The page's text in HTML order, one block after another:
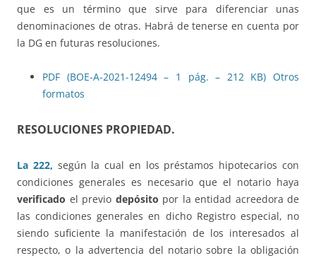
que es un término que sirve para diferenciar unas
denominaciones de otras. Habrá de tenerse en cuenta por
la DG en futuras resoluciones.
PDF (BOE-A-2021-12494 – 1 pág. – 212 KB) Otros
formatos
RESOLUCIONES PROPIEDAD.
La 222, según la cual en los préstamos hipotecarios con
condiciones generales es necesario que el notario haya
verificado el previo depósito por la entidad acreedora de
las condiciones generales en dicho Registro especial, no
siendo suficiente la manifestación de los interesados al
respecto, o la advertencia del notario sobre la obligación